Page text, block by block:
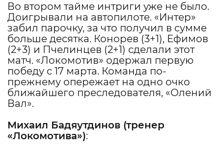
Во втором тайме интриги уже не было.
Доигрывали на автопилоте. «Интер»
забил парочку, за что получил в сумме
больше десятка. Конорев (3+1), Ефимов
(2+3) и Пчелинцев (2+1) сделали этот
матч. «Локомотив» одержал первую
победу с 17 марта. Команда по-
прежнему опережает на одно очко
ближайшего преследователя, «Олений
Вал».
Михаил Бадяутдинов (тренер
«Локомотива»):